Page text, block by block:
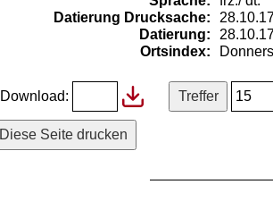
Datierung Drucksache:
Datierung:
Ortsindex:
Download:
Diese Seite drucken